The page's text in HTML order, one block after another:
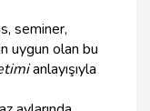
seminer,
uygun olan bu
anlayışıyla